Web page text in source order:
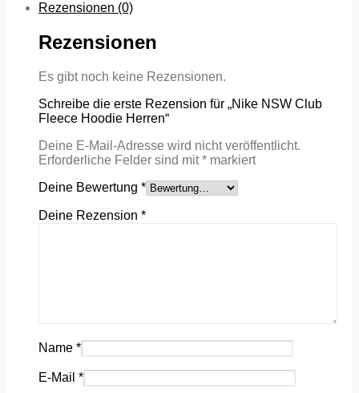
Rezensionen (0)
Rezensionen
Es gibt noch keine Rezensionen.
Schreibe die erste Rezension für „Nike NSW Club
Fleece Hoodie Herren“
Deine E-Mail-Adresse wird nicht veröffentlicht.
Erforderliche Felder sind mit* markiert
Deine Bewertung *
Deine Rezension *
Name *
E-Mail *